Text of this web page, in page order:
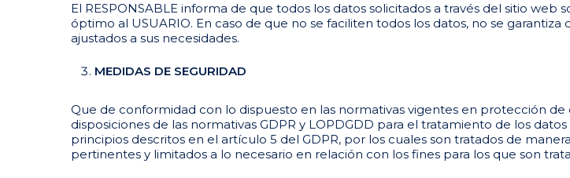
El RESPONSABLE informa de que todos los datos solicitados a través del sitio
óptimo al USUARIO. En caso de que no se faciliten todos los datos, no se
ajustados a sus necesidades.
MEDIDAS DE SEGURIDAD
Que de conformidad con lo dispuesto en las normativas vigentes en protección
disposiciones de las normativas GDPR y LOPDGDD para el tratamiento de los
principios descritos en el artículo 5 del GDPR, por los cuales son tratados de
pertinentes y limitados a lo necesario en relación con los fines para los que son